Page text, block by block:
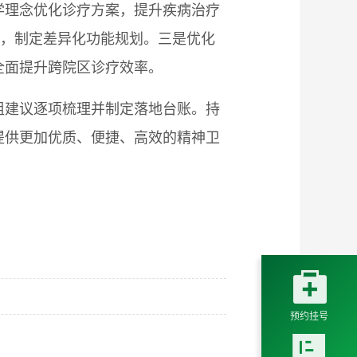
念优化诊疗方案，提升疾病治疗
制定差异化功能规划。三是优化
提升跨院区诊疗效率。
议逐项梳理并制定落地台账。持
更加优质、便捷、高效的精神卫

预约挂号